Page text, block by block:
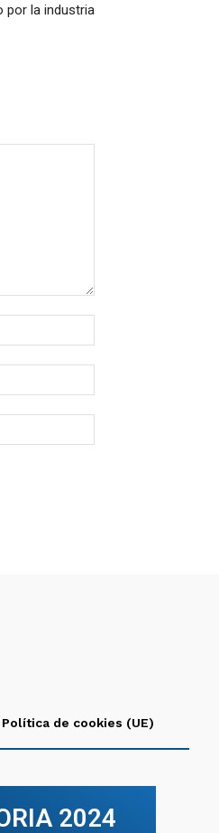
por la industria
Política de cookies (UE)
2024